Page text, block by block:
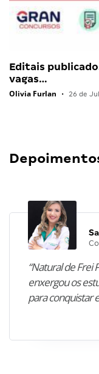
Editais
vagas…
Olivia Furlan • 26 de
“Natural de Frei
enxergou os
para conquistar